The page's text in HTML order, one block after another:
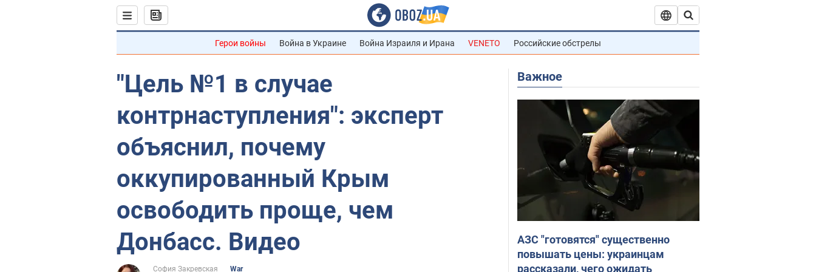
Герои войны Война в Украине Война Израиля и Ирана VENETO Российские обстрелы
"Цель №1 в случае
контрнаступления": эксперт
объяснил, почему
оккупированный Крым
освободить проще, чем
Донбасс. Видео
София Закревская
War
Важное
АЗС "готовятся" существенно
повышать цены: украинцам
рассказали, чего ожидать